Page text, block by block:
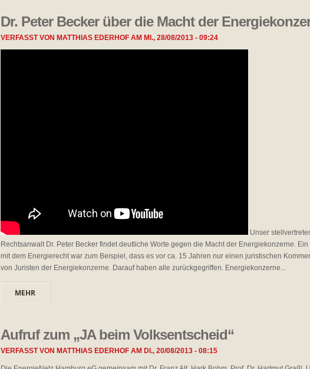
Dr. Peter Becker über die Macht der
VERFASST VON MATTHIAS EDERHOF AM MI., 28/08/2013 - 09:24
Unser
Rechtsanwalt Dr. Peter Becker findet deutliche Worte gegen die Macht der Energiekonzerne.
mit dem Energierecht war zum Beispiel, dass es vor ca. 15 Jahren nur einen juristischen
von Juristen der Energiekonzerne. Darauf haben alle zurückgegriffen. Energiekonzerne...
MEHR
Aufruf zum „JA beim Volksentscheid“
VERFASST VON MATTHIAS EDERHOF AM DI., 20/08/2013 - 08:15